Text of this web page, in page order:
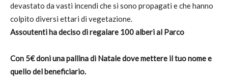
devastato da vasti incendi che si sono propagati e che hanno
colpito diversi ettari di vegetazione.
Assoutenti ha deciso di regalare 100 alberi al Parco
Con 5€ doni una pallina di Natale dove mettere il tuo nome e
quello del beneficiario.